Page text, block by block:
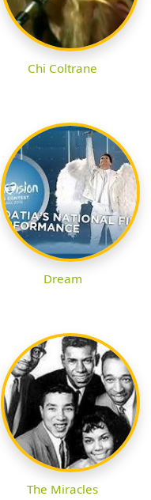
Chi Coltrane
Dream
The Miracles